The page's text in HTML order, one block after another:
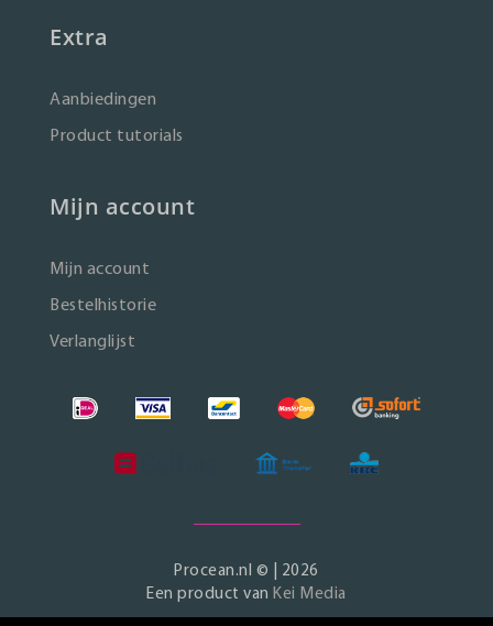
Extra
Aanbiedingen
Product tutorials
Mijn account
Mijn account
Bestelhistorie
Verlanglijst
Procean.nl © | 2026
Een product vanKei Media